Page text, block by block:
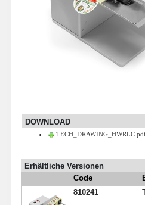
DOWNLOAD
Erhältliche Versionen
Code
810241